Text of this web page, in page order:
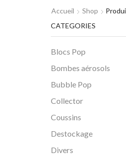
Accueil Shop
CATEGORIES
Blocs Pop
Bombes aérosols
Bubble Pop
Collector
Coussins
Destockage
Divers